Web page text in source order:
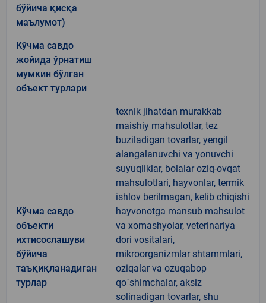
бўйича қисқа
маълумот)
Кўчма савдо
жойида ўрнатиш
мумкин бўлган
объект турлари
Кўчма савдо
объекти
ихтисослашуви
бўйича
таъқиқланадиган
турлар
texnik jihatdan murakkab
maishiy mahsulotlar, tez
buziladigan tovarlar, yengil
alangalanuvchi va yonuvchi
suyuqliklar, bolalar oziq-ovqat
mahsulotlari, hayvonlar, termik
ishlov berilmagan, kelib chiqishi
hayvonotga mansub mahsulot
va xomashyolar, veterinariya
dori vositalari,
mikroorganizmlar shtammlari,
oziqalar va ozuqabop
qo`shimchalar, aksiz
solinadigan tovarlar, shu